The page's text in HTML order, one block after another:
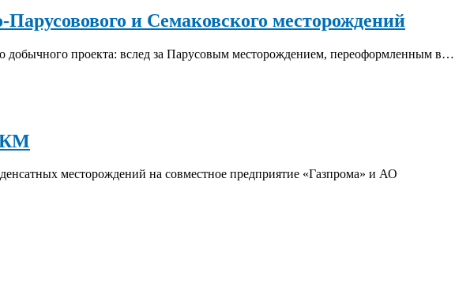
и Семаковского месторождений
добычного проекта: вслед за Парусовым месторождением, переоформленным в…
месторождений на совместное предприятие «Газпрома» и АО